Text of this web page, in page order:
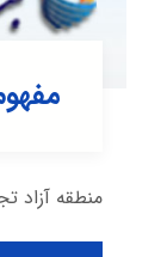
منطقه آزاد